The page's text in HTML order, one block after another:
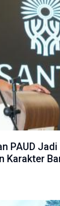
PAUD
Karakter